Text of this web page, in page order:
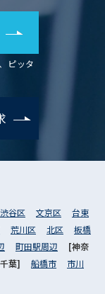
ピッタ
渋谷区 文京区
台東
荒川区 北区
板橋
町田駅周辺
[神奈
葉] 船橋市
市川